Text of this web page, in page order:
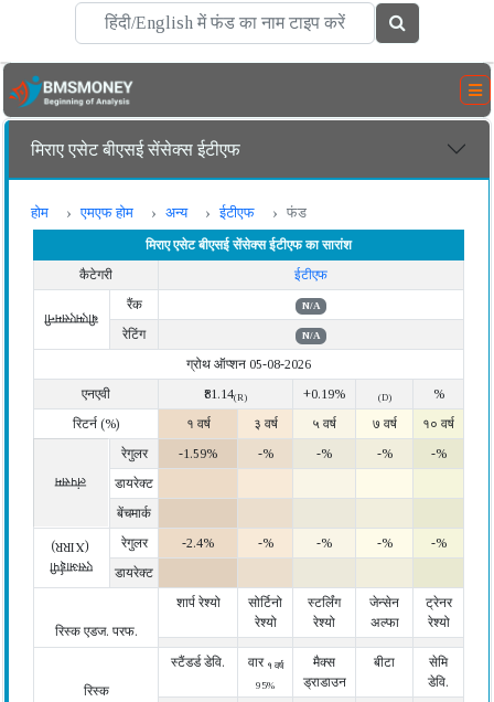
मिराए एसेट बीएसई सेंसेक्स ईटीएफ
होम एमएफ होम अन्य ईटीएफ फंड
मिराए एसेट बीएसई सेंसेक्स ईटीएफ का सारांश
कैटेगरी
ईटीएफ
बीएमएसमनी
रैंक N/A
रेटिंग N/A
ग्रोथ ऑप्शन 05-08-2026
एनएवी
₹81.14(R) +0.19% (D)
%
रिटर्न (%)
१ वर्ष ३ वर्ष ५ वर्ष ७ वर्ष १० वर्ष
लंपसम
रेगुलर -1.59% -% -% -%
-%
डायरेक्ट
बेंचमार्क
एसआईपी
(XIRR) रेगुलर -2.4% -% -% -%
-%
डायरेक्ट
रिस्क एडज. परफ.
शार्प रेश्यो
सोर्टिनो
रेश्यो
स्टर्लिंग
रेश्यो
जेन्सेन
अल्फा
ट्रेनर
रेश्यो
रिस्क
स्टैंडर्ड डेवि. वार १ वर्ष
95%
मैक्स
ड्राडाउन
बीटा
सेमि
डेवि.